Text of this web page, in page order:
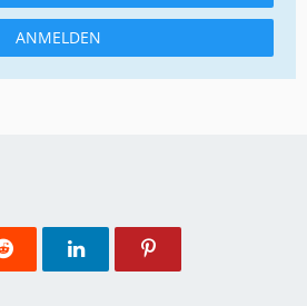
ANMELDEN